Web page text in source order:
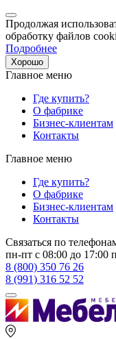
Продолжая
обработку файлов
Подробнее
Хорошо
Главное меню
Где купить?
О фабрике
Бизнес-клиентам
Контакты
Главное меню
Где купить?
О фабрике
Бизнес-клиентам
Контакты
Связаться по
пн-пт с 08:00 до 17:00
8 (800) 350 76 26
8 (991) 316 52 52